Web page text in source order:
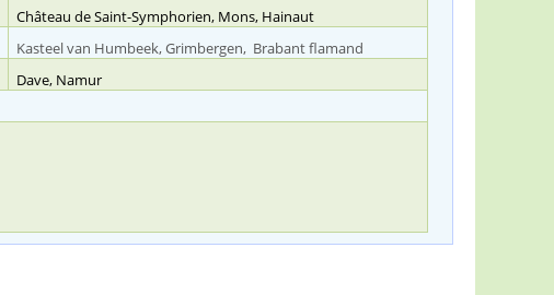
Château de Saint-Symphorien, Mons, Hainaut
Kasteel van Humbeek, Grimbergen, Brabant flamand
Dave, Namur